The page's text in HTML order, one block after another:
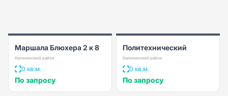
Маршала Блюхера 2 к 8
Калининский район
0 кв.м.
По запросу
Политехнический
Калининский район
0 кв.м.
По запросу